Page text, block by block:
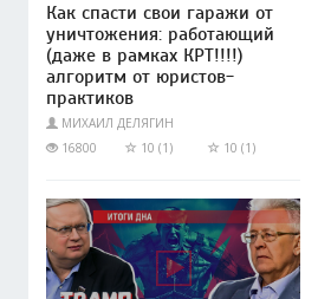
Как спасти свои гаражи от
уничтожения: работающий
(даже в рамках КРТ!!!!)
алгоритм от юристов-
практиков
МИХАИЛ ДЕЛЯГИН
16800
10 (1) 10 (1)